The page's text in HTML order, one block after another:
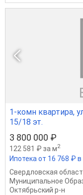
1-комн квартира,
15/18 эт.
3 800 000 ₽
122 581 ₽ за м2
Ипотека от 16 768 ₽
Свердловская
Муниципальное
Октябрьский р-н